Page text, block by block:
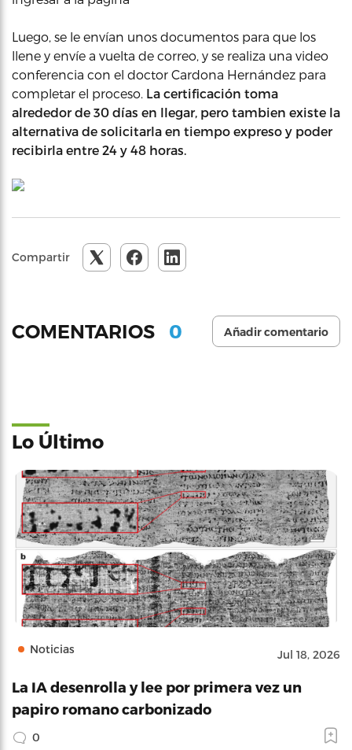
Luego, se le envían unos documentos para que los
llene y envíe a vuelta de correo, y se realiza una video
conferencia con el doctor Cardona Hernández para
completar el proceso. La certificación toma
alrededor de 30 días en llegar, pero tambien existe la
alternativa de solicitarla en tiempo expreso y poder
recibirla entre 24 y 48 horas.
Compartir
COMENTARIOS 0 Añadir comentario
Lo Último
Noticias Jul 18, 2026
La IA desenrolla y lee por primera vez un
papiro romano carbonizado
0